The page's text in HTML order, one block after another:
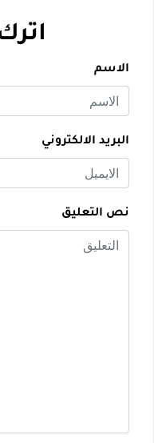
الاسم
البريد الالكتروني
نص التعليق